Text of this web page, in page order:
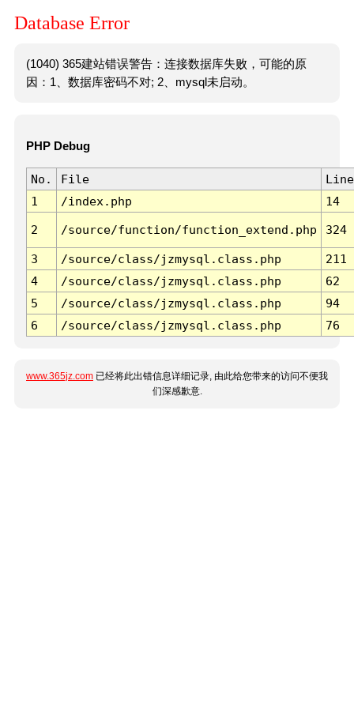
Database Error
(1040) 365建站错误警告：连接数据库失败，可能的原
因：1、数据库密码不对; 2、mysql未启动。
PHP Debug
No. File
Line
1
/index.php 14
2 /source/function/function_extend.php 324
3 /source/class/jzmysql.class.php
211
4
/source/class/jzmysql.class.php
62
5
/source/class/jzmysql.class.php
94
6
/source/class/jzmysql.class.php 76
www.365jz.com 已经将此出错信息详细记录, 由此给您带来的访问不便我
们深感歉意.